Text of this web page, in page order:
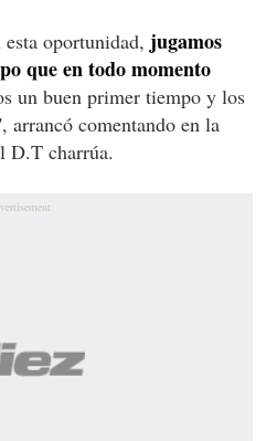
oportunidad, jugamos
que en todo momento
un buen primer tiempo y los
arrancó comentando en la
D.T charrúa.